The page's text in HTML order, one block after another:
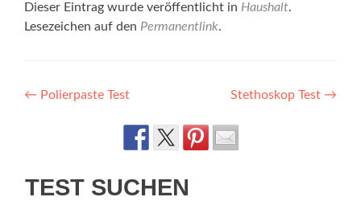
Dieser Eintrag wurde veröffentlicht in Haushalt.
Lesezeichen auf den Permanentlink.
Artikel-
Navigation
← Polierpaste Test Stethoskop Test →
TEST SUCHEN